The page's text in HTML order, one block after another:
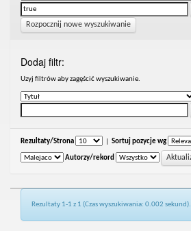
Rozpocznij nowe wyszukiwanie
Dodaj filtr:
Uzyj filtrów aby zagęścić wyszukiwanie.
Rezultaty/Strona Sortuj pozycje wg
Autorzy/rekord
Rezultaty 1-1 z 1 (Czas wyszukiwania: 0.002 sekund).